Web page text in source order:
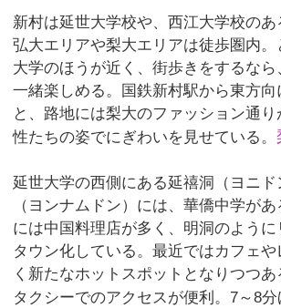
新村は延世大学校や、西江大学校の
弘大エリアや梨大エリアは徒歩圏内
大学のほうが近く、街歩きをするなら
一緒楽しめる。国鉄新村駅から東方向
と、路地には梨大のファッション通
性たちの姿でにぎわいを見せている。
延世大学の西側にある延禧洞（ヨニド
（ヨンナムドン）には、華僑中学が
には中国料理店が多く、明洞のよう
タウン化している。最近ではカフェや
く新たなホットスポットとなりつつ
タクシーでのアクセスが便利。7～8分